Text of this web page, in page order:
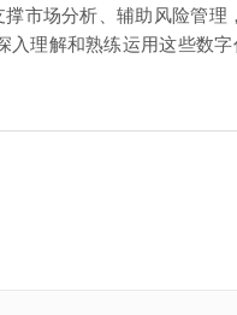
市场分析、辅助风险管理
理解和熟练运用这些数